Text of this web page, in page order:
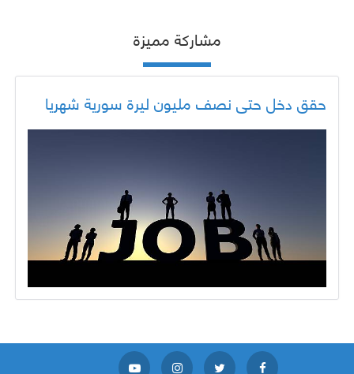
مشاركة مميزة
حقق دخل حتى نصف مليون ليرة سورية شهريا